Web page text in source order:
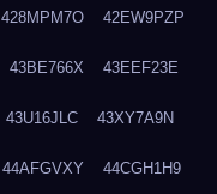
428MPM7O 42EW9PZP
43BE766X 43EEF23E
43U16JLC 43XY7A9N
44AFGVXY 44CGH1H9